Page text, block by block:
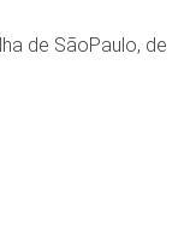
de SãoPaulo, de